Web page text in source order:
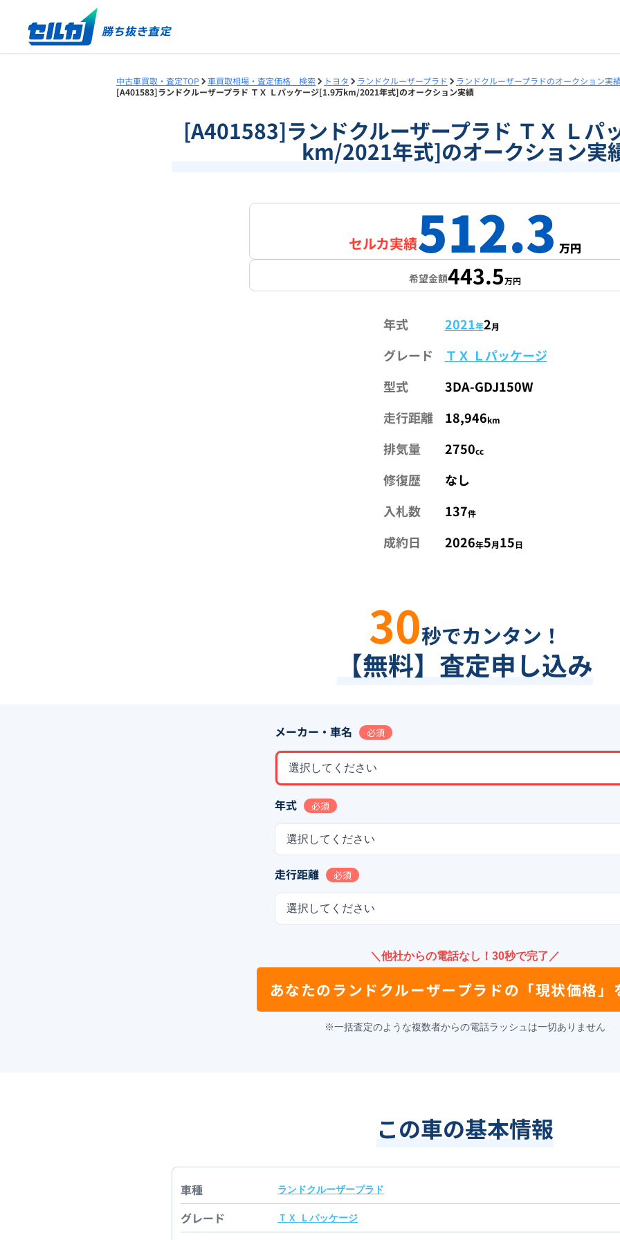
中古車買取・査定TOP 車買取相場・査定価格 検索 トヨタ ランドクルーザープラド
ランドクルーザープラドのオークション実
[A401583]ランドクルーザープラド ＴＸ Ｌパッケージ[1.9万km/2021年式]のオークション実績
[A401583]ランドクルーザープラド ＴＸ Ｌパ
km/2021年式]のオークション実
セルカ実績512.3 万円
希望金額443.5万円
年式 2021年2月
グレード
ＴＸ Ｌパッケージ
型式
3DA-GDJ150W
走行距離
18,946km
排気量 2750cc
修復歴
なし
入札数
137件
成約日 2026年5月15日
30秒でカンタン！
【無料】査定申し込み
メーカー・車名 必須
選択してください
年式 必須
選択してください
走行距離 必須
選択してください
＼他社からの電話なし！30秒で完了／
あなたのランドクルーザープラドの 「現状価格
※一括査定のような複数者からの電話ラッシュは一切ありません
この車の基本情報
車種 ランドクルーザープラド
グレード ＴＸ Ｌパッケージ